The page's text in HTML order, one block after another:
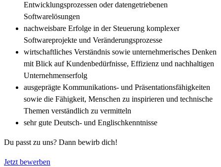
Entwicklungsprozessen oder datengetriebenen
Softwarelösungen
nachweisbare Erfolge in der Steuerung komplexer
Softwareprojekte und Veränderungsprozesse
wirtschaftliches Verständnis sowie unternehmerisches Denken
mit Blick auf Kundenbedürfnisse, Effizienz und nachhaltigen
Unternehmenserfolg
ausgeprägte Kommunikations- und Präsentationsfähigkeiten
sowie die Fähigkeit, Menschen zu inspirieren und technische
Themen verständlich zu vermitteln
sehr gute Deutsch- und Englischkenntnisse
Du passt zu uns? Dann bewirb dich!
Jetzt bewerben